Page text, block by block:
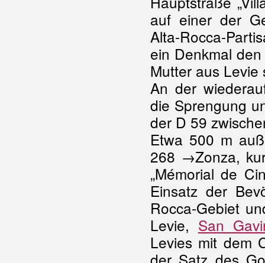
auf einer der
Alta-Rocca-
ein Denkmal
Mutter aus Levie
An der
die Sprengung
der D 59
Etwa 500 m
268 →Zonza,
„Mémorial de
Einsatz der
Rocca-Gebiet
Levie, San
Levies mit dem